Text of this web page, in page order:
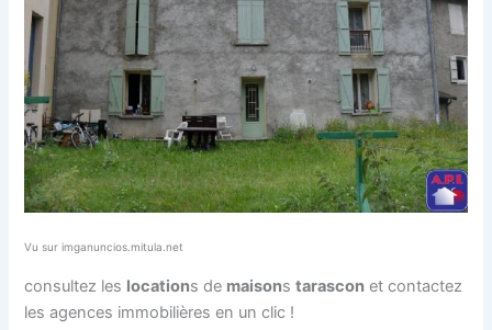
Vu sur imganuncios.mitula.net
consultez les locations de maisonstarascon et contactez
les agences immobilières en un clic !